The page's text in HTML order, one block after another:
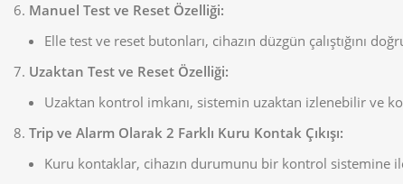
Manuel Test ve Reset Özelliği:
Elle test ve reset butonları, cihazın düzgün çalıştığını
Uzaktan Test ve Reset Özelliği:
Uzaktan kontrol imkanı, sistemin uzaktan izlenebilir ve
Trip ve Alarm Olarak 2 Farklı Kuru Kontak Çıkışı:
Kuru kontaklar, cihazın durumunu bir kontrol sistemine